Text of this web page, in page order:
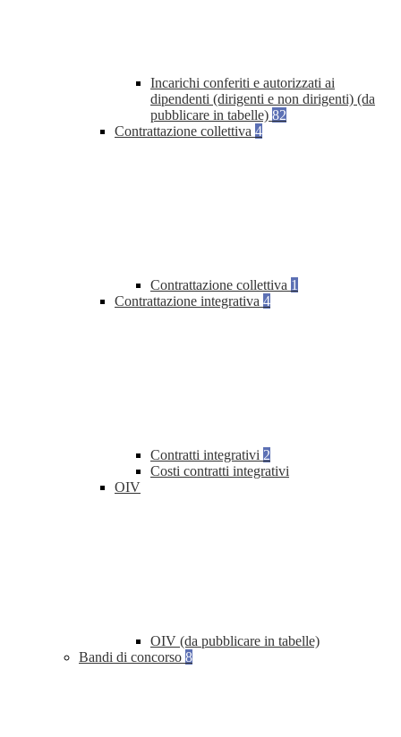
Incarichi conferiti e autorizzati ai
dipendenti (dirigenti e non dirigenti) (da
pubblicare in tabelle) 82
Contrattazione collettiva 4
Contrattazione collettiva 1
Contrattazione integrativa 4
Contratti integrativi 2
Costi contratti integrativi
OIV
OIV (da pubblicare in tabelle)
Bandi di concorso 8